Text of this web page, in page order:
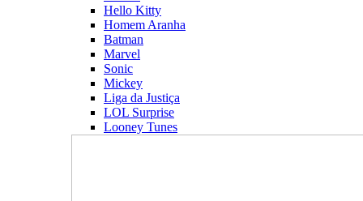
Hello Kitty
Homem Aranha
Batman
Marvel
Sonic
Mickey
Liga da Justiça
LOL Surprise
Looney Tunes